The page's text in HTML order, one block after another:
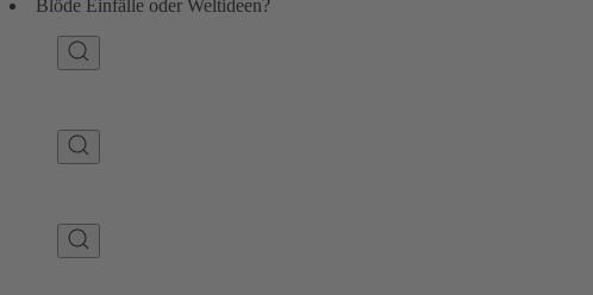
Blöde Einfälle oder Weltideen?